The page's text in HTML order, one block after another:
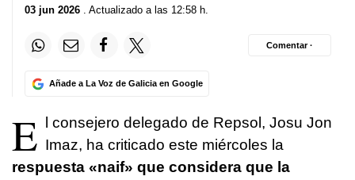
03 jun 2026 . Actualizado a las 12:58 h.
Añade a La Voz de Galicia en Google
Comentar ·
E
l consejero delegado de Repsol, Josu Jon
Imaz, ha criticado este miércoles la
respuesta «naif» que considera que la